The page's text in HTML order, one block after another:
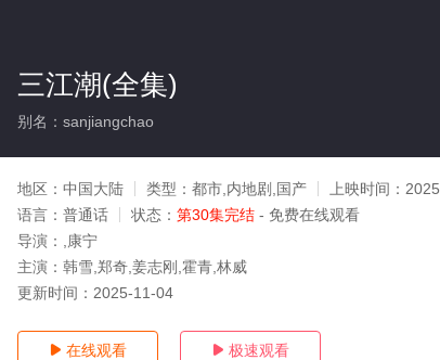
三江潮(全集)
别名：sanjiangchao
地区： 中国大陆 类型： 都市,内地剧,国产 上映时间： 2025
语言： 普通话 状态： 第30集完结 - 免费在线观看
导演：
,康宁
主演： 韩雪,郑奇,姜志刚,霍青,林威
更新时间： 2025-11-04
 在线观看  极速观看